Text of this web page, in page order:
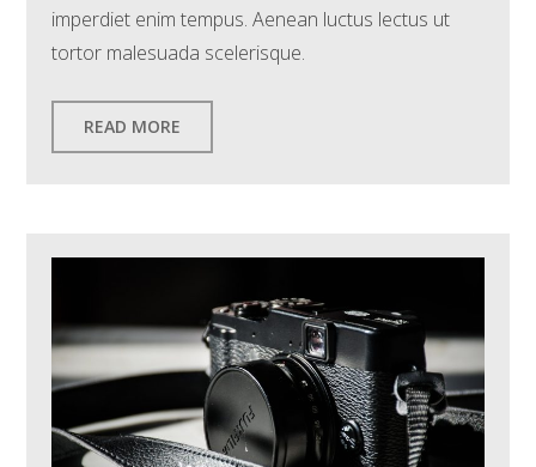
imperdiet enim tempus. Aenean luctus lectus ut
tortor malesuada scelerisque.
READ MORE